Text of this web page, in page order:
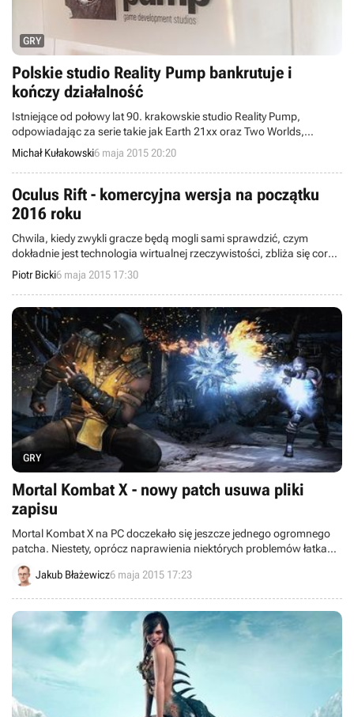
GRY
Polskie studio Reality Pump bankrutuje i
kończy działalność
Istniejące od połowy lat 90. krakowskie studio Reality Pump,
odpowiadając za serie takie jak Earth 21xx oraz Two Worlds,
zmuszone było zakończyć działalność. Część pozostałych w firmie
pracowników weszła w skład krakowskich zespołów jak m.in.
Bloober Team oraz Teyon.
Michał Kułakowski6 maja 2015 20:20
Oculus Rift - komercyjna wersja na początku
2016 roku
Chwila, kiedy zwykli gracze będą mogli sami sprawdzić, czym
dokładnie jest technologia wirtualnej rzeczywistości, zbliża się coraz
bardziej. Właśnie ujawniono przybliżoną datę premiery komercyjnej
wersji Oculus Rift – pierwszych współczesnych gogli VR. Sprzęt ma
trafić na rynek na początku przyszłego roku.
Piotr Bicki6 maja 2015 17:30
GRY
Mortal Kombat X - nowy patch usuwa pliki
zapisu
Mortal Kombat X na PC doczekało się jeszcze jednego ogromnego
patcha. Niestety, oprócz naprawienia niektórych problemów łatka
usuwa też dane zapisu, przez co zostaje wyzerowany cały postęp w
grze.Jakub Błażewicz6 maja 2015 17:23